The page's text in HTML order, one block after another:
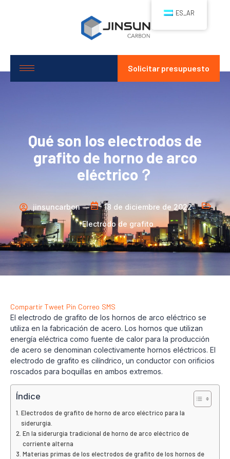
Solicitar presupuesto
Qué son los electrodos de
grafito de horno de arco
eléctrico？
jinsuncarbon
18 de diciembre de 2022
Electrodo de grafito
Compartir Tweet Pin Correo SMS
El electrodo de grafito de los hornos de arco eléctrico se
utiliza en la fabricación de acero. Los hornos que utilizan
energía eléctrica como fuente de calor para la producción
de acero se denominan colectivamente hornos eléctricos. El
electrodo de grafito es cilíndrico, un conductor con orificios
roscados para boquillas en ambos extremos.
Índice
Electrodos de grafito de horno de arco eléctrico para la
siderurgia.
En la siderurgia tradicional de horno de arco eléctrico de
corriente alterna
Materias primas de los electrodos de grafito de los hornos de
ES_AR